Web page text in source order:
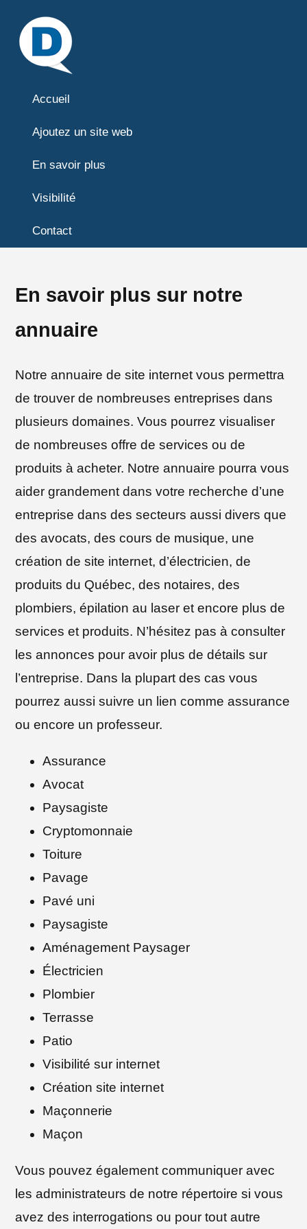
Accueil
Ajoutez un site web
En savoir plus
Visibilité
Contact
En savoir plus sur notre
annuaire
Notre annuaire de site internet vous permettra
de trouver de nombreuses entreprises dans
plusieurs domaines. Vous pourrez visualiser
de nombreuses offre de services ou de
produits à acheter. Notre annuaire pourra vous
aider grandement dans votre recherche d’une
entreprise dans des secteurs aussi divers que
des avocats, des cours de musique, une
création de site internet, d’électricien, de
produits du Québec, des notaires, des
plombiers, épilation au laser et encore plus de
services et produits. N’hésitez pas à consulter
les annonces pour avoir plus de détails sur
l’entreprise. Dans la plupart des cas vous
pourrez aussi suivre un lien comme assurance
ou encore un professeur.
Assurance
Avocat
Paysagiste
Cryptomonnaie
Toiture
Pavage
Pavé uni
Paysagiste
Aménagement Paysager
Électricien
Plombier
Terrasse
Patio
Visibilité sur internet
Création site internet
Maçonnerie
Maçon
Vous pouvez également communiquer avec
les administrateurs de notre répertoire si vous
avez des interrogations ou pour tout autre